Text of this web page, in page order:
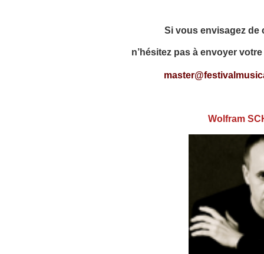
Si vous envisagez de
n’hésitez pas à envoyer
Wolfram